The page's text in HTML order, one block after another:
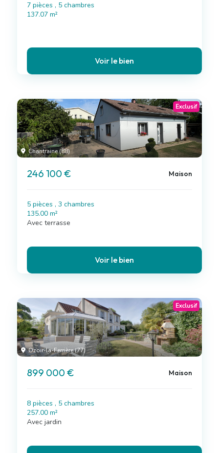
7 pièces , 5 chambres
137.07 m²
Voir le bien
Chantraine (88)
Exclusif
246 100 € Maison
5 pièces , 3 chambres
135.00 m²
Avec terrasse
Voir le bien
Ozoir-la-Ferrière (77)
Exclusif
899 000 € Maison
8 pièces , 5 chambres
257.00 m²
Avec jardin